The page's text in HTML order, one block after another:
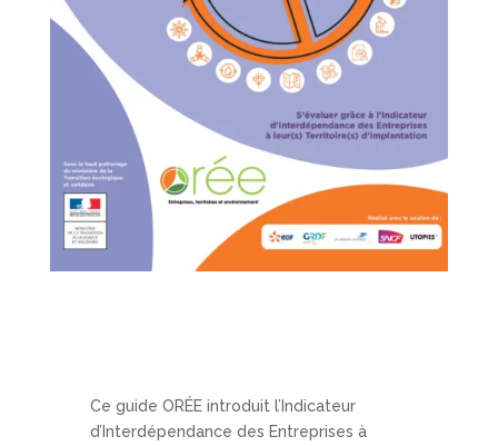
Ce guide ORÉE introduit l’Indicateur
d’Interdépendance des Entreprises à